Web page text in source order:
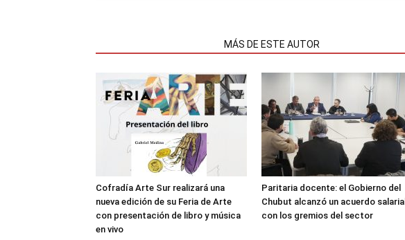
MÁS DE ESTE AUTOR
Cofradía Arte Sur realizará una
nueva edición de su Feria de Arte
con presentación de libro y música
en vivo
Paritaria docente: el Gobierno del
Chubut alcanzó un acuerdo salarial
con los gremios del sector